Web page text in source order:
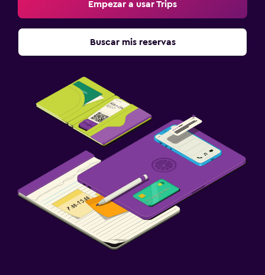
Empezar a usar Trips
Buscar mis reservas